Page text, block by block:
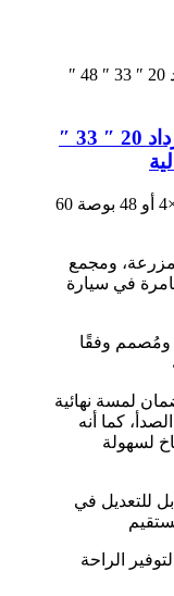
4X4 للطرق الوعرة للاسترداد 20 ″ 33 ″
جاك الاسترداد لجاك المزرعة 4×4 أو 48 بوصة 60
مزرعة، ومجمع
في سيارة
ومُصمم وفقًا
لمسة نهائية
كما أنه
لسهولة
للتعديل في
الراحة